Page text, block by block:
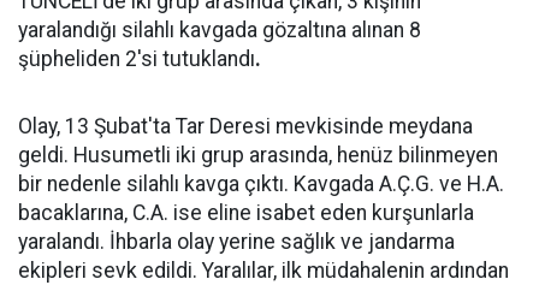
yaralandığı silahlı kavgada gözaltına alınan 8
şüpheliden 2'si tutuklandı.
Olay, 13 Şubat'ta Tar Deresi mevkisinde meydana
geldi. Husumetli iki grup arasında, henüz bilinmeyen
bir nedenle silahlı kavga çıktı. Kavgada A.Ç.G. ve H.A.
bacaklarına, C.A. ise eline isabet eden kurşunlarla
yaralandı. İhbarla olay yerine sağlık ve jandarma
ekipleri sevk edildi. Yaralılar, ilk müdahalenin ardından